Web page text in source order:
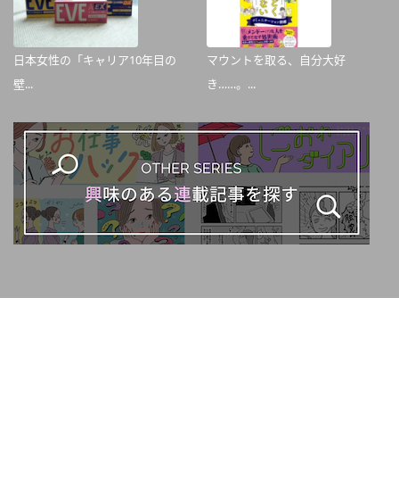
日本女性の「キャリア10年目の
壁...
マウントを取る、自分大好
き……。...